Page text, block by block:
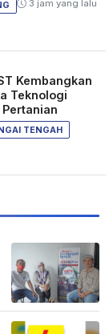
3 jam yang lalu
Kembangkan
Teknologi
TENGAH